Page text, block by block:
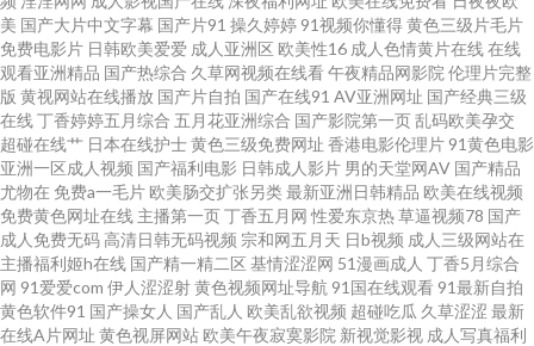
在线日韩 久久精品麻豆 91系列国产视频在线 日韩成人网址 国产精品久久人
妻在线 91黑丝足 日本福利精品每日更新 丰满少妇av 91大神爱上黑丝美女 欧
美一区二区高潮喷水 国产黄精品合集视频 91欧美另类一区 少妇一区二区在
线影院 国产婷婷五月 91久久草 欧卅综合视频 www尤物 91n福利姬视频 久久
资源总站 超碰精品 91磁力链接 日韩爱爱二区 国产91网址 肏老司机 1024在
线国产在线 亚洲狼人窝 久久人成 91在线青娱乐 五月天黄色网 一区二区成人
美 国产大片中文字幕 国产片91 操久婷婷 91视频你懂得黄色三级片毛片
免费电影片 日韩欧美爱爱 成人亚洲区 欧美性16 成人色情黄片在线在线
观看亚洲精品 国产热综合 久草网视频在线看午夜精品网影院 伦理片完整
版 黄视网站在线播放 国产片自拍 国产在线91 AV亚洲网址 国产经典三级
在线丁香婷婷五月综合 五月花亚洲综合 国产影院第一页乱码欧美孕交
超碰在线艹 日本在线护士黄色三级免费网址 香港电影伦理片 91黄色电影
亚洲一区成人视频 国产福利电影 日韩成人影片 男的天堂网AV 国产精品
尤物在 免费a一毛片 欧美肠交扩张另类最新亚洲日韩精品 欧美在线视频
免费黄色网址在线 主播第一页丁香五月网 性爱东京热草逼视频78 国产
成人免费无码 高清日韩无码视频 宗和网五月天 日b视频 成人三级网站在
主播福利姬h在线 国产精一精二区 基情涩涩网 51漫画成人 丁香5月综合
网 91爱爱com 伊人涩涩射黄色视频网址导航 91国在线观看 91最新自拍
黄色软件91 国产操女人 国产乱人 欧美乱欲视频 超碰吃瓜 久草涩涩 最新
在线A片网址 黄色视屏网站 欧美午夜寂寞影院 新视觉影视 成人写真福利